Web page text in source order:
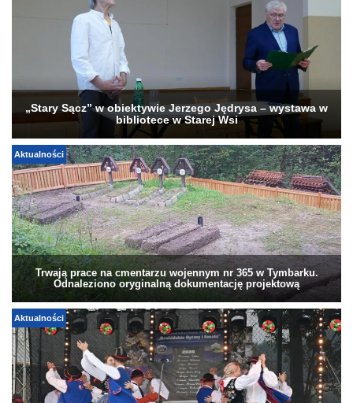
„Stary Sącz” w obiektywie Jerzego Jędrysa – wystawa w
bibliotece w Starej Wsi
Aktualności
Trwają prace na cmentarzu wojennym nr 365 w Tymbarku.
Odnaleziono oryginalną dokumentację projektową
Aktualności